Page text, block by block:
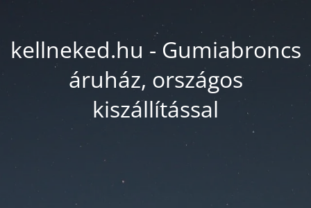
kellneked.hu - Gumiabroncs
áruház, országos
kiszállítással